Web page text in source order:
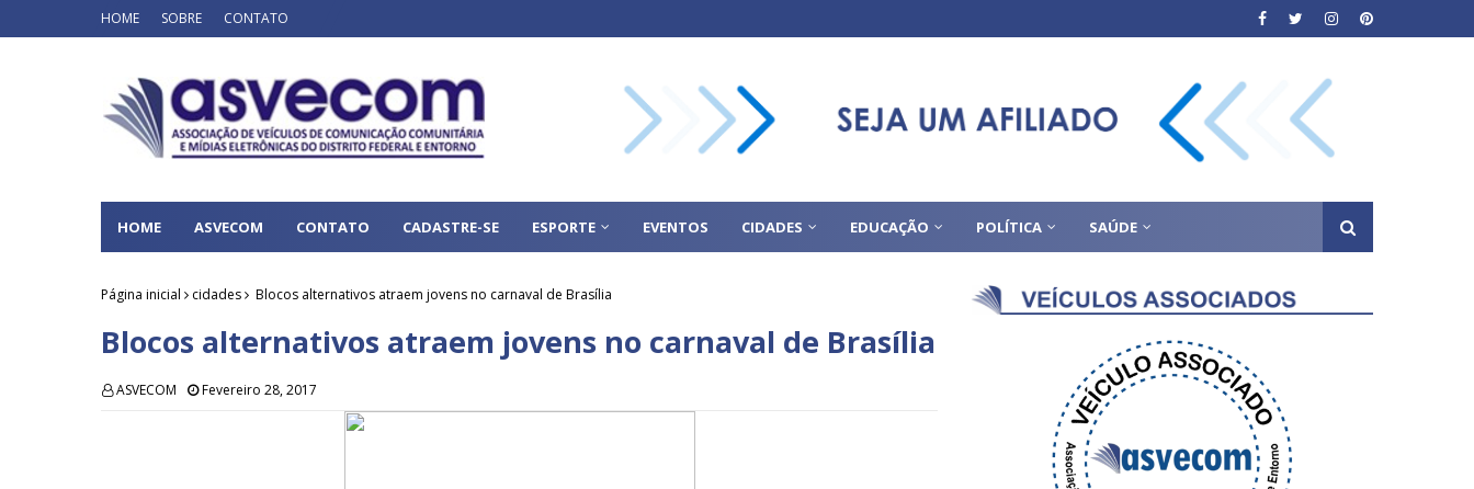
HOME SOBRE CONTATO
HOME ASVECOM CONTATO CADASTRE-SE ESPORTE EVENTOS CIDADES EDUCAÇÃO POLÍTICA SAÚDE
Página inicial cidades Blocos alternativos atraem jovens no carnaval de Brasília
Blocos alternativos atraem jovens no carnaval de Brasília
ASVECOM Fevereiro 28, 2017